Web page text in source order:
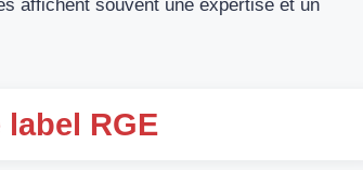
affichent souvent une expertise et un
RGE